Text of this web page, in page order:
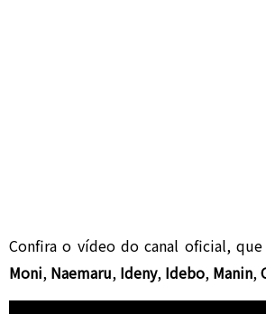
Confira o vídeo do canal oficial,
Moni, Naemaru, Ideny, Idebo, Manin,